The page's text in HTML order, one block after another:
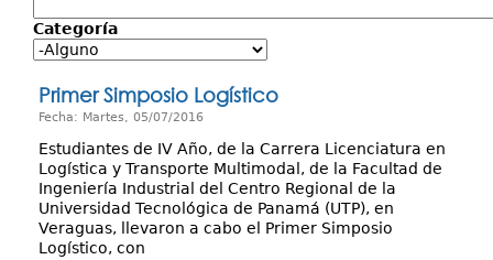
Investigación
Servicios
Categoría
Primer Simposio Logístico
Fecha: Martes, 05/07/2016
Estudiantes de IV Año, de la Carrera Licenciatura en
Logística y Transporte Multimodal, de la Facultad de
Ingeniería Industrial del Centro Regional de la
Universidad Tecnológica de Panamá (UTP), en
Veraguas, llevaron a cabo el Primer Simposio
Logístico, con